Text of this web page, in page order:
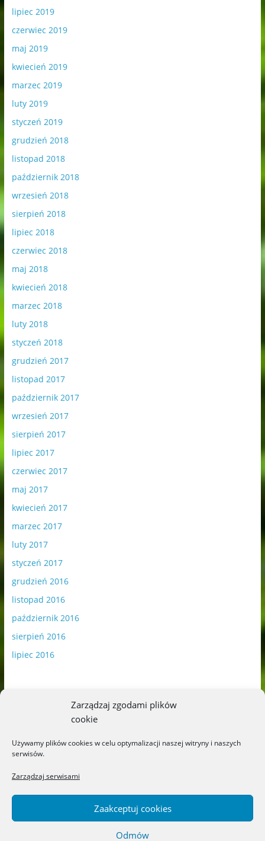
Zarządzaj zgodami plików
cookie
Używamy plików cookies w celu optymalizacji naszej witryny i naszych
serwisów.
Zarządzaj serwisami
Zaakceptuj cookies
Odmów
lipiec 2019
czerwiec 2019
maj 2019
kwiecień 2019
marzec 2019
luty 2019
styczeń 2019
grudzień 2018
listopad 2018
październik 2018
wrzesień 2018
sierpień 2018
lipiec 2018
czerwiec 2018
maj 2018
kwiecień 2018
marzec 2018
luty 2018
styczeń 2018
grudzień 2017
listopad 2017
październik 2017
wrzesień 2017
sierpień 2017
lipiec 2017
czerwiec 2017
maj 2017
kwiecień 2017
marzec 2017
luty 2017
styczeń 2017
grudzień 2016
listopad 2016
październik 2016
sierpień 2016
lipiec 2016